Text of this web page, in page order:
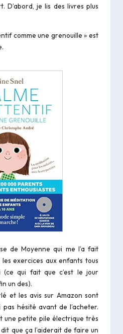
D’abord, je lis des livres plus
comme une grenouille » est
de Moyenne qui me l’a fait
exercices aux enfants tous
(ce qui fait que c’est le jour
un des).
et les avis sur Amazon sont
hésité avant de l’acheter.
une petite pile électrique très
que ça l’aiderait de faire un